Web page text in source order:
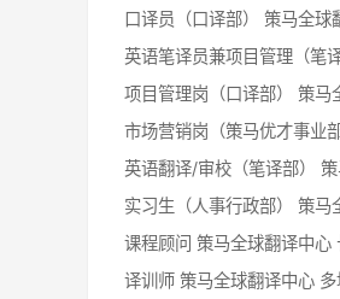
口译员（口译部） 策马全球
英语笔译员兼项目管理（笔译
项目管理岗（口译部）
策马
市场营销岗（策马优才事业部
英语翻译/审校（笔译部）
实习生（人事行政部）
策马
课程顾问 策马全球翻译中心
译训师 策马全球翻译中心